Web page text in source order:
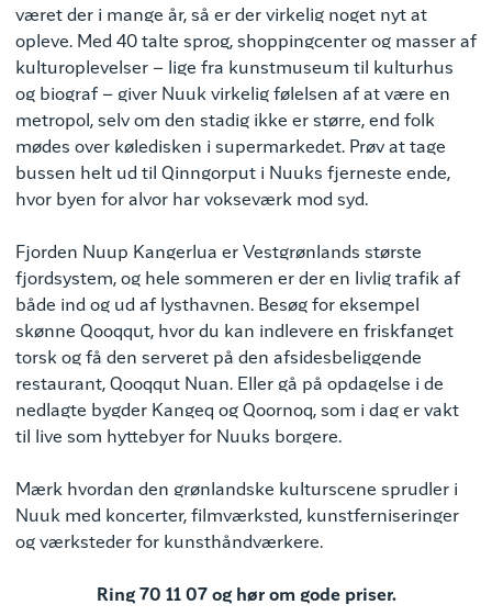
været der i mange år, så er der virkelig noget nyt at
opleve. Med 40 talte sprog, shoppingcenter og masser af
kulturoplevelser – lige fra kunstmuseum til kulturhus
og biograf – giver Nuuk virkelig følelsen af at være en
metropol, selv om den stadig ikke er større, end folk
mødes over køledisken i supermarkedet. Prøv at tage
bussen helt ud til Qinngorput i Nuuks fjerneste ende,
hvor byen for alvor har vokseværk mod syd.
Fjorden Nuup Kangerlua er Vestgrønlands største
fjordsystem, og hele sommeren er der en livlig trafik af
både ind og ud af lysthavnen. Besøg for eksempel
skønne Qooqqut, hvor du kan indlevere en friskfanget
torsk og få den serveret på den afsidesbeliggende
restaurant, Qooqqut Nuan. Eller gå på opdagelse i de
nedlagte bygder Kangeq og Qoornoq, som i dag er vakt
til live som hyttebyer for Nuuks borgere.
Mærk hvordan den grønlandske kulturscene sprudler i
Nuuk med koncerter, filmværksted, kunstferniseringer
og værksteder for kunsthåndværkere.
Ring 70 11 07 og hør om gode priser.